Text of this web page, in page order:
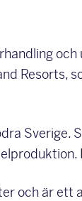
Resorts,
Sverige.
och är ett